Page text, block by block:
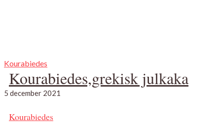
Kourabiedes
Kourabiedes,grekisk julkaka
5 december 2021
Kourabiedes